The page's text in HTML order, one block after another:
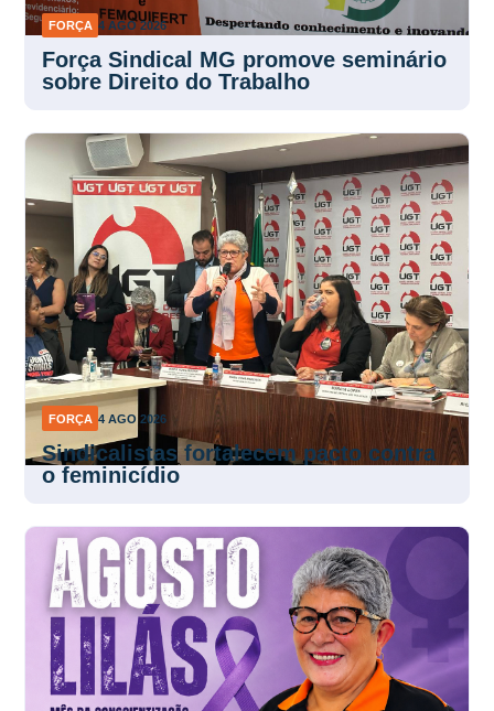
FORÇA 4 AGO 2026
Força Sindical MG promove seminário
sobre Direito do Trabalho
FORÇA 4 AGO 2026
Sindicalistas fortalecem pacto contra
o feminicídio